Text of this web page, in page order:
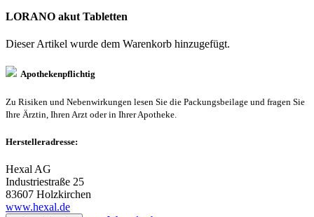
LORANO akut Tabletten
Dieser Artikel wurde dem Warenkorb hinzugefügt.
Apothekenpflichtig
Zu Risiken und Nebenwirkungen lesen Sie die Packungsbeilage und fragen Sie
Ihre Ärztin, Ihren Arzt oder in Ihrer Apotheke.
Herstelleradresse:
Hexal AG
Industriestraße 25
83607 Holzkirchen
www.hexal.de